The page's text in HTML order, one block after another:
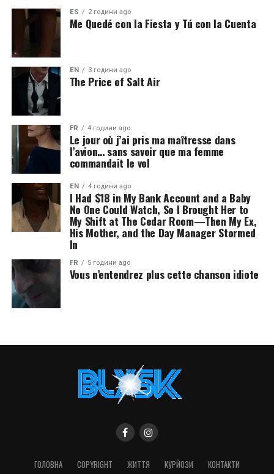
ES 2 години ago
Me Quedé con la Fiesta y Tú con la Cuenta
EN 3 години ago
The Price of Salt Air
FR 4 години ago
Le jour où j’ai pris ma maîtresse dans
l’avion… sans savoir que ma femme
commandait le vol
EN 4 години ago
I Had $18 in My Bank Account and a Baby
No One Could Watch, So I Brought Her to
My Shift at The Cedar Room—Then My Ex,
His Mother, and the Day Manager Stormed
In
FR 5 години ago
Vous n’entendrez plus cette chanson idiote
ГОЛОВНА COPYRIGHT ЖИТТЯ КУРЙОЗИ КОНТАКТИ